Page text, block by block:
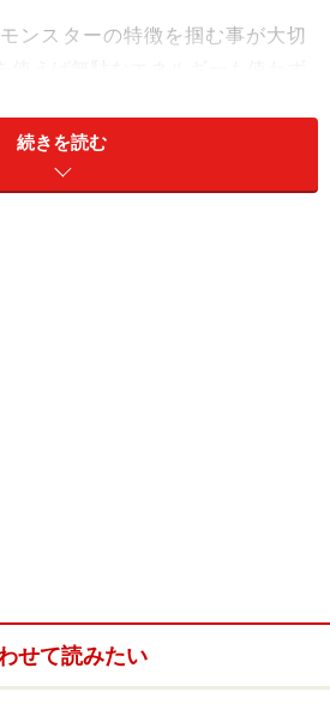
ンスターの特徴を掴む事が大切
ないように注意する、もし遭遇し
ンスターに対して、すばやくその
トで提供する情報に基づいて被ったい
続きを読む
せて読みたい